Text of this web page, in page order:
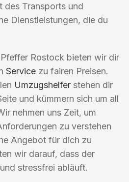
des Transports und
Dienstleistungen, die du
Rostock bieten wir dir
Service zu fairen Preisen.
Umzugshelfer stehen dir
und kümmern sich um all
nehmen uns Zeit, um
zu verstehen
Angebot für dich zu
wir darauf, dass der
stressfrei abläuft.